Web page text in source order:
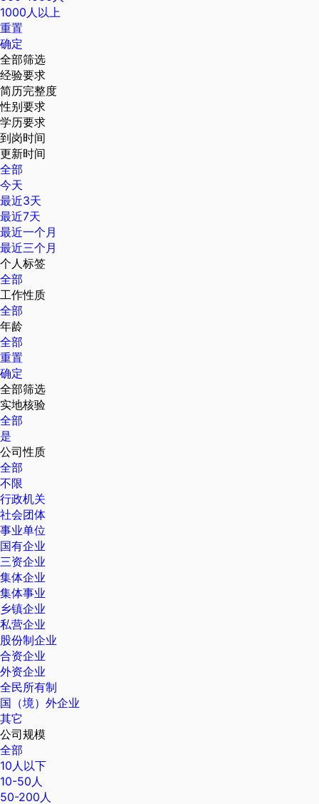
1000人以上
重置
确定
全部筛选
经验要求
简历完整度
性别要求
学历要求
到岗时间
更新时间
全部
今天
最近3天
最近7天
最近一个月
最近三个月
个人标签
全部
工作性质
全部
年龄
全部
重置
确定
全部筛选
实地核验
全部
是
公司性质
全部
不限
行政机关
社会团体
事业单位
国有企业
三资企业
集体企业
集体事业
乡镇企业
私营企业
股份制企业
合资企业
外资企业
全民所有制
国（境）外企业
其它
公司规模
全部
10人以下
10-50人
50-200人